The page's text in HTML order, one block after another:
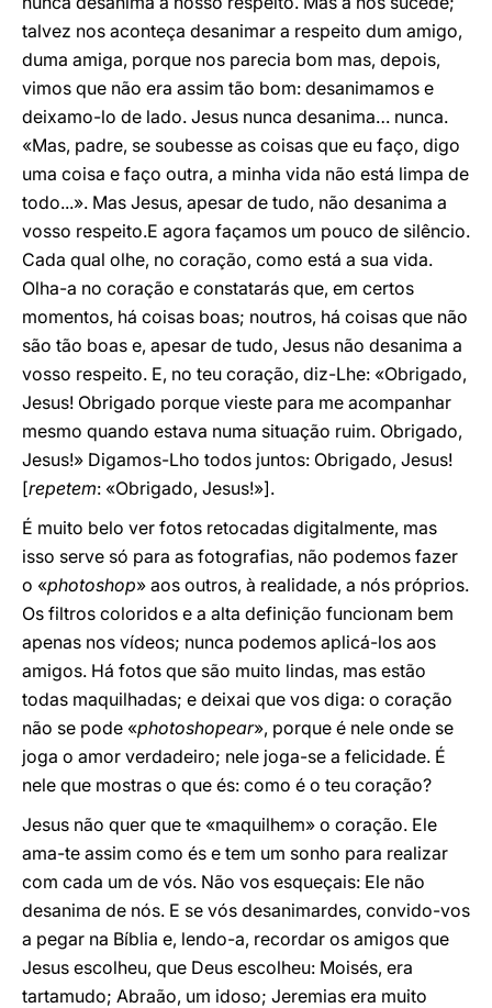
talvez nos aconteça desanimar a respeito dum amigo,
duma amiga, porque nos parecia bom mas, depois,
vimos que não era assim tão bom: desanimamos e
deixamo-lo de lado. Jesus nunca desanima… nunca.
«Mas, padre, se soubesse as coisas que eu faço, digo
uma coisa e faço outra, a minha vida não está limpa de
todo...». Mas Jesus, apesar de tudo, não desanima a
vosso respeito.E agora façamos um pouco de silêncio.
Cada qual olhe, no coração, como está a sua vida.
Olha-a no coração e constatarás que, em certos
momentos, há coisas boas; noutros, há coisas que não
são tão boas e, apesar de tudo, Jesus não desanima a
vosso respeito. E, no teu coração, diz-Lhe: «Obrigado,
Jesus! Obrigado porque vieste para me acompanhar
mesmo quando estava numa situação ruim. Obrigado,
Jesus!» Digamos-Lho todos juntos: Obrigado, Jesus!
[repetem: «Obrigado, Jesus!»].
É muito belo ver fotos retocadas digitalmente, mas
isso serve só para as fotografias, não podemos fazer
o «photoshop» aos outros, à realidade, a nós próprios.
Os filtros coloridos e a alta definição funcionam bem
apenas nos vídeos; nunca podemos aplicá-los aos
amigos. Há fotos que são muito lindas, mas estão
todas maquilhadas; e deixai que vos diga: o coração
não se pode «photoshopear», porque é nele onde se
joga o amor verdadeiro; nele joga-se a felicidade. É
nele que mostras o que és: como é o teu coração?
Jesus não quer que te «maquilhem» o coração. Ele
ama-te assim como és e tem um sonho para realizar
com cada um de vós. Não vos esqueçais: Ele não
desanima de nós. E se vós desanimardes, convido-vos
a pegar na Bíblia e, lendo-a, recordar os amigos que
Jesus escolheu, que Deus escolheu: Moisés, era
tartamudo; Abraão, um idoso; Jeremias era muito